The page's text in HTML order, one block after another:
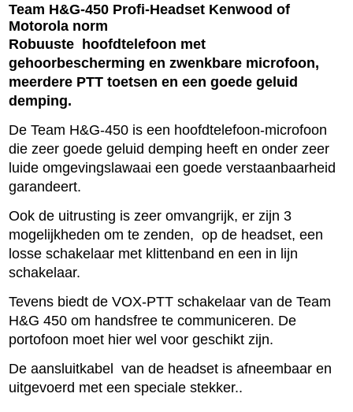
Team H&G-450 Profi-Headset Kenwood of
Motorola norm
Robuuste hoofdtelefoon met
gehoorbescherming en zwenkbare microfoon,
meerdere PTT toetsen en een goede geluid
demping.
De Team H&G-450 is een hoofdtelefoon-microfoon
die zeer goede geluid demping heeft en onder zeer
luide omgevingslawaai een goede verstaanbaarheid
garandeert.
Ook de uitrusting is zeer omvangrijk, er zijn 3
mogelijkheden om te zenden, op de headset, een
losse schakelaar met klittenband en een in lijn
schakelaar.
Tevens biedt de VOX-PTT schakelaar van de Team
H&G 450 om handsfree te communiceren. De
portofoon moet hier wel voor geschikt zijn.
De aansluitkabel van de headset is afneembaar en
uitgevoerd met een speciale stekker..